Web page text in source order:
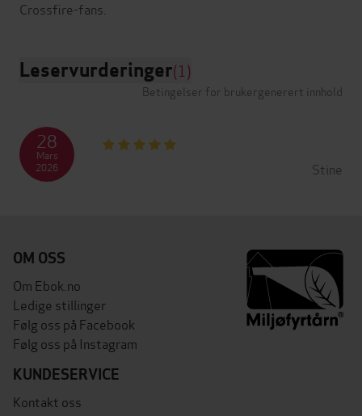
Leservurderinger(1)
Betingelser for brukergenerert innhold
Stine
28
Mars
2026
OM OSS
Om Ebok.no
Ledige stillinger
Følg oss på Facebook
Følg oss på Instagram
KUNDESERVICE
Kontakt oss